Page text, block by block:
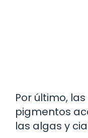
Por último,
pigmentos
las algas y